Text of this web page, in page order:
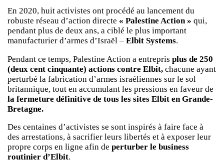
En 2020, huit activistes ont procédé au lancement du
robuste réseau d’action directe « Palestine Action » qui,
pendant plus de deux ans, a ciblé le plus important
manufacturier d’armes d’Israël – Elbit Systems.
Pendant ce temps, Palestine Action a entrepris plus de 250
(deux cent cinquante) actions contre Elbit, chacune ayant
perturbé la fabrication d’armes israéliennes sur le sol
britannique, tout en accumulant les pressions en faveur de
la fermeture définitive de tous les sites Elbit en Grande-
Bretagne.
Des centaines d’activistes se sont inspirés à faire face à
des arrestations, à sacrifier leurs libertés et à exposer leur
propre corps en ligne afin de perturber le business
routinier d’Elbit.